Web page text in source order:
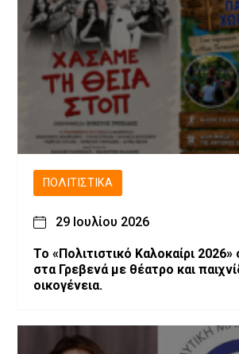
ΠΟΛΙΤΙΣΤΙΚΆ
29 Ιουλίου 2026
Το «Πολιτιστικό Καλοκαίρι 2026»
στα Γρεβενά με θέατρο και
οικογένεια.